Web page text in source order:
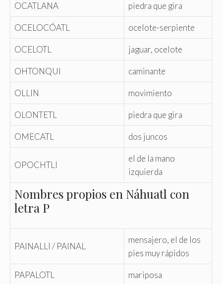
OCATLANA piedra que gira
OCELOCÓATL ocelote-serpiente
OCELOTL jaguar, ocelote
OHTONQUI caminante
OLLIN movimiento
OLONTETL piedra que gira
OMECATL dos juncos
OPOCHTLI
el de la mano
izquierda
Nombres propios en Náhuatl con
letra P
PAINALLI / PAINAL
mensajero, el de los
pies muy rápidos
PAPALOTL mariposa